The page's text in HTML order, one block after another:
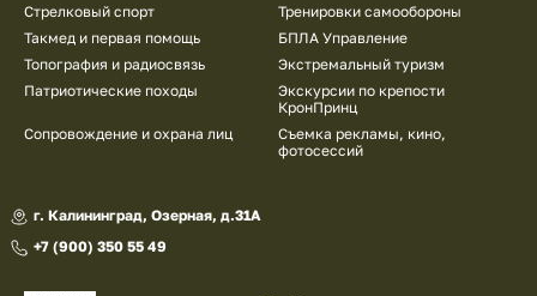
Стрелковый спорт
Тренировки самообороны
Такмед и первая помощь
БПЛА Управление
Топография и радиосвязь
Экстремальный туризм
Патриотические походы
Экскурсии по крепости
КронПринц
Сопровождение и охрана лиц
Съемка рекламы, кино,
фотосессий
г. Калининград, Озерная, д.31А
+7 (900) 350 55 49